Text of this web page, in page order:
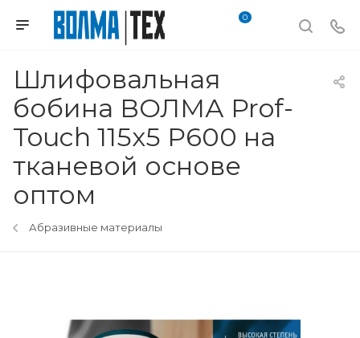
0
Шлифовальная
бобина ВОЛМА Prof-
Touch 115х5 Р600 на
тканевой основе
оптом
Абразивные материалы